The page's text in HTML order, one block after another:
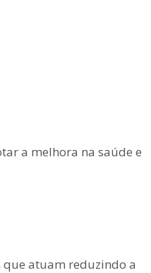
a melhora na saúde e
atuam reduzindo a